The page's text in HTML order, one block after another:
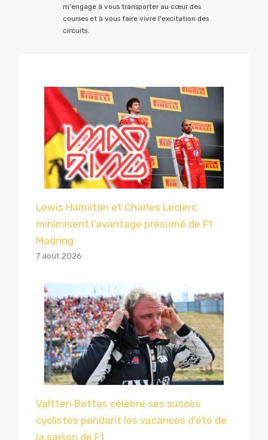
m'engage à vous transporter au cœur des
courses et à vous faire vivre l'excitation des
circuits.
Lewis Hamilton et Charles Leclerc
minimisent l’avantage présumé de F1
Madring
7 août 2026
Valtteri Bottas célèbre ses succès
cyclistes pendant les vacances d’été de
la saison de F1